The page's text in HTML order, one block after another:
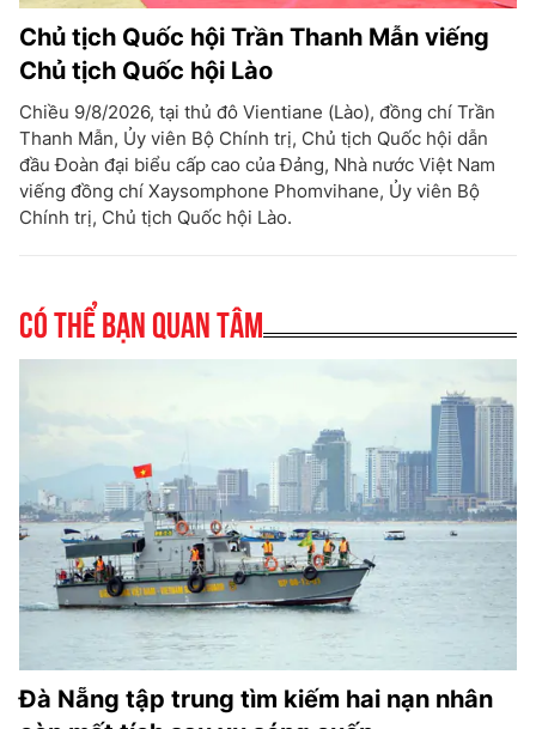
Chủ tịch Quốc hội Trần Thanh Mẫn viếng
Chủ tịch Quốc hội Lào
Chiều 9/8/2026, tại thủ đô Vientiane (Lào), đồng chí Trần
Thanh Mẫn, Ủy viên Bộ Chính trị, Chủ tịch Quốc hội dẫn
đầu Đoàn đại biểu cấp cao của Đảng, Nhà nước Việt Nam
viếng đồng chí Xaysomphone Phomvihane, Ủy viên Bộ
Chính trị, Chủ tịch Quốc hội Lào.
Có thể bạn quan tâm
Đà Nẵng tập trung tìm kiếm hai nạn nhân